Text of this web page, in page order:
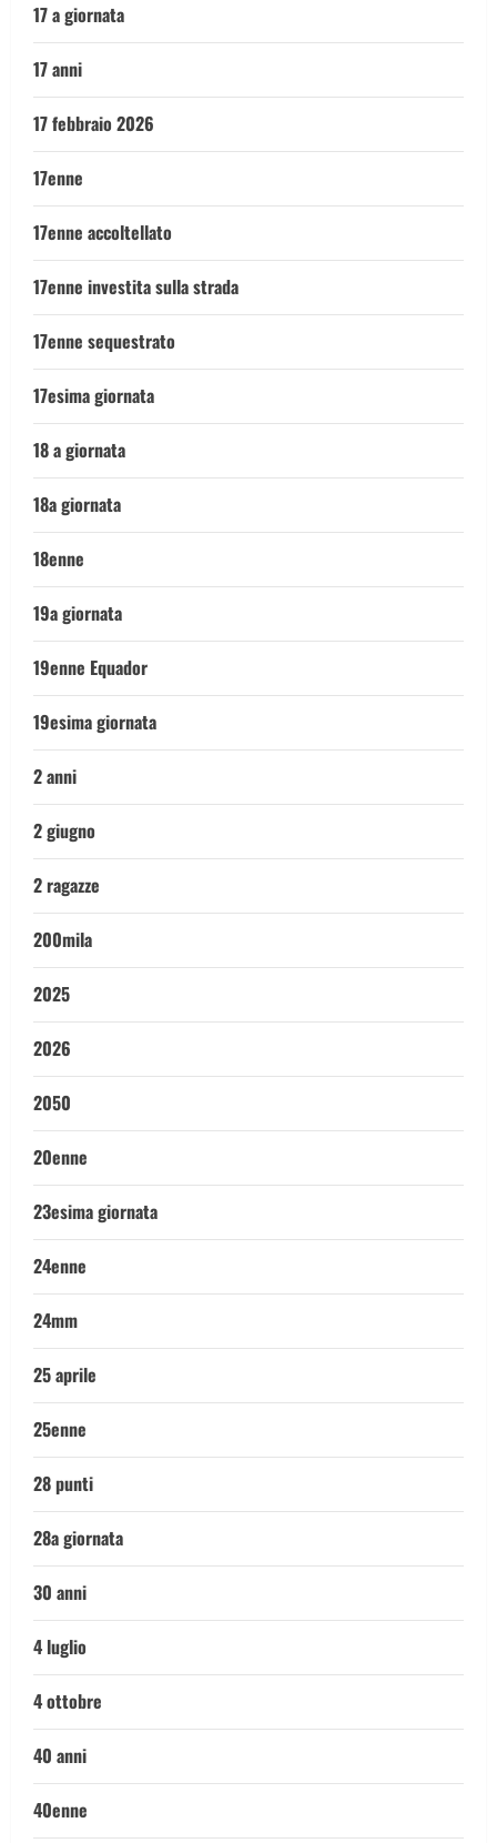
17 a giornata
17 anni
17 febbraio 2026
17enne
17enne accoltellato
17enne investita sulla strada
17enne sequestrato
17esima giornata
18 a giornata
18a giornata
18enne
19a giornata
19enne Equador
19esima giornata
2 anni
2 giugno
2 ragazze
200mila
2025
2026
2050
20enne
23esima giornata
24enne
24mm
25 aprile
25enne
28 punti
28a giornata
30 anni
4 luglio
4 ottobre
40 anni
40enne